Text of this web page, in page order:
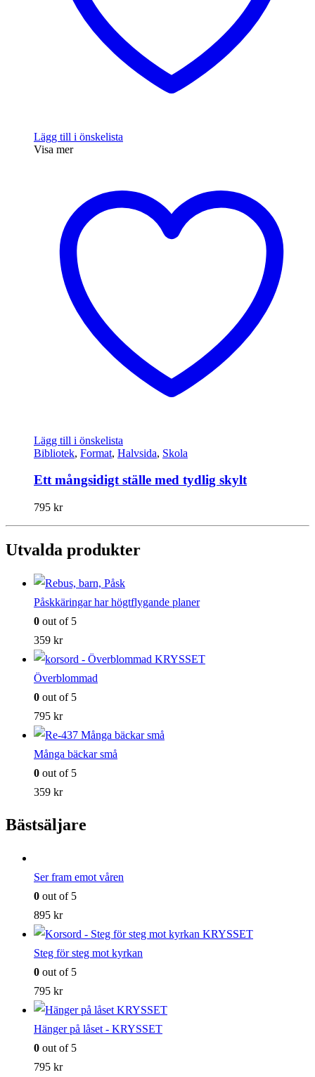
Lägg till i önskelista
Visa mer
Lägg till i önskelista
Bibliotek, Format, Halvsida, Skola
Ett mångsidigt ställe med tydlig skylt
795 kr
Utvalda produkter
Påskkäringar har högtflygande planer
0 out of 5
359 kr
Överblommad
0 out of 5
795 kr
Många bäckar små
0 out of 5
359 kr
Bästsäljare
Ser fram emot våren
0 out of 5
895 kr
Steg för steg mot kyrkan
0 out of 5
795 kr
Hänger på låset - KRYSSET
0 out of 5
795 kr